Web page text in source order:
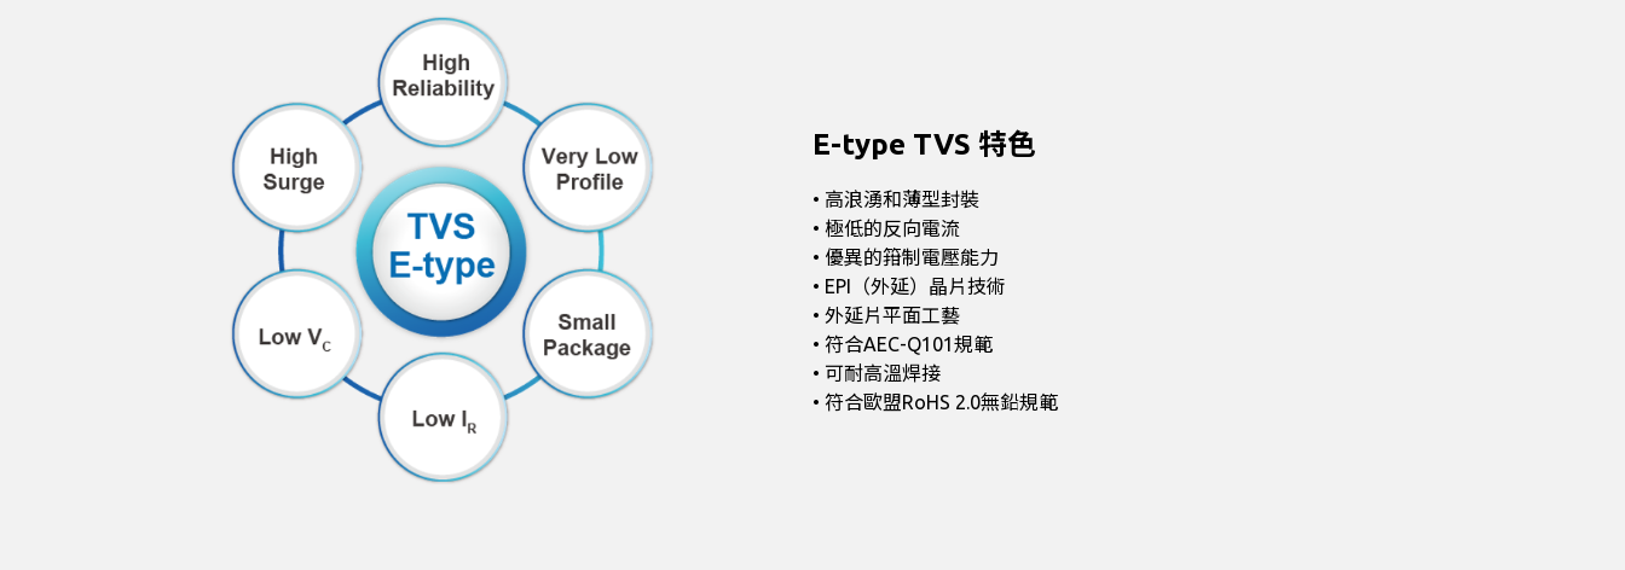
E-type TVS 特色
• 高浪湧和薄型封裝
• 極低的反向電流
• 優異的箝制電壓能力
• EPI（外延）晶片技術
• 外延片平面工藝
• 符合AEC-Q101規範
• 可耐高溫焊接
• 符合歐盟RoHS 2.0無鉛規範